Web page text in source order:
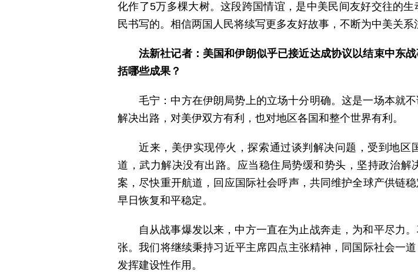
化作了5万多棵大树。这段跨国情谊，是中美民间友好交往的
民书写的。相信两国人民将续写更多友好故事，不断为中美关系
法新社记者：美国和伊朗似乎已接近达成协议以结束中东
括哪些成果？
毛宁：中方在伊朗局势上的立场十分明确。这是一场本就
解决出路，对美伊双方有利，也对地区各国和整个世界有利。
近来，美伊实现停火，探索通过谈判解决问题，受到地
道，武力解决没有出路。应当稳住局势缓和势头，坚持政治
案，尽快重开航道，回应国际社会呼声，共同维护全球产供链
早日恢复和平稳定。
自从战事爆发以来，中方一直在为止战奔走，为和平尽力
张。我们将继续秉持习近平主席四点主张精神，同国际社会一
发挥建设性作用。